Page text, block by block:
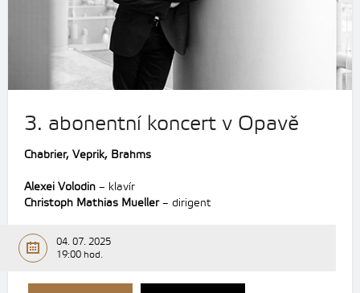
3. abonentní koncert v Opavě
Chabrier, Veprik, Brahms
Alexei Volodin – klavír
Christoph Mathias Mueller– dirigent
04. 07. 2025
19:00 hod.